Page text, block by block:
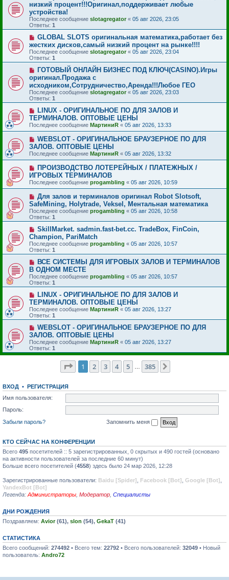
низкий процент!!!Оригинал,поддерживает любые
устройства!
Последнее сообщение slotagregator « 05 авг 2026, 23:05
Ответы: 1
GLOBAL SLOTS оригинальная математика,работает без
жестких дисков,самый низкий процент на рынке!!!!
Последнее сообщение slotagregator« 05 авг 2026, 23:04
Ответы: 1
ГОТОВЫЙ ОНЛАЙН БИЗНЕС ПОД КЛЮЧ(CASINO).Игры
оригинал.Продажа с
исходником,Сотрудничество,Аренда!!!Любое ГЕО
Последнее сообщение slotagregator « 05 авг 2026, 23:03
Ответы: 1
LINUX - ОРИГИНАЛЬНОЕ ПО ДЛЯ ЗАЛОВ И
ТЕРМИНАЛОВ. ОПТОВЫЕ ЦЕНЫ
Последнее сообщение МартиниR « 05 авг 2026, 13:33
WEBSLOT - ОРИГИНАЛЬНОЕ БРАУЗЕРНОЕ ПО ДЛЯ
ЗАЛОВ. ОПТОВЫЕ ЦЕНЫ
Последнее сообщение МартиниR « 05 авг 2026, 13:32
ПРОИЗВОДСТВО ЛОТЕРЕЙНЫХ / ПЛАТЕЖНЫХ /
ИГРОВЫХ ТЕРМИНАЛОВ
Последнее сообщение progambling « 05 авг 2026, 10:59
Для залов и терминалов оригинал Robot Slotsoft,
SafeMining, Holytrade, Veksel, Ментальная математика
Последнее сообщение progambling « 05 авг 2026, 10:58
Ответы: 1
SkillMarket. sadmin.fast-bet.cc. TradeBox, FinCoin,
Champion, PariMatch
Последнее сообщение progambling « 05 авг 2026, 10:57
Ответы: 1
ВСЕ СИСТЕМЫ ДЛЯ ИГРОВЫХ ЗАЛОВ И ТЕРМИНАЛОВ
В ОДНОМ МЕСТЕ
Последнее сообщение progambling « 05 авг 2026, 10:57
Ответы: 1
LINUX - ОРИГИНАЛЬНОЕ ПО ДЛЯ ЗАЛОВ И
ТЕРМИНАЛОВ. ОПТОВЫЕ ЦЕНЫ
Последнее сообщение МартиниR « 05 авг 2026, 13:27
Ответы: 1
WEBSLOT - ОРИГИНАЛЬНОЕ БРАУЗЕРНОЕ ПО ДЛЯ
ЗАЛОВ. ОПТОВЫЕ ЦЕНЫ
Последнее сообщение МартиниR « 05 авг 2026, 13:27
Ответы: 1
Страница из 385
1 2 3 4 5 385
ВХОД •
РЕГИСТРАЦИЯ
Имя пользователя:
Пароль:
Забыли пароль?
Запомнить меня
КТО СЕЙЧАС НА КОНФЕРЕНЦИИ
Всего 495 посетителей :: 5 зарегистрированных, 0 скрытых и 490 гостей (основано
на активности пользователей за последние 60 минут)
Больше всего посетителей (4558) здесь было 24 мар 2026, 12:28
Зарегистрированные пользователи: Baidu [Spider] Facebook [Bot] Google [Bot]
YandexBot [Bot]
Легенда: Администраторы Модератор Специалисты
ДНИ РОЖДЕНИЯ
Поздравляем: Avior(61), slon (54), GekaT (41)
СТАТИСТИКА
Всего сообщений: 274492 • Всего тем: 22792 • Всего пользователей: 32049 • Новый
пользователь: Andro72